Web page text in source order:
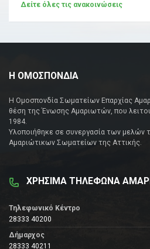
Δείτε όλες τις ανακοινώσεις
Η ΟΜΟΣΠΟΝΔΙΑ
Η Ομοσπονδία Σωματείων Επαρχίας
θέση της Ένωσης Αμαριωτών, που
1984.
Υλοποιήθηκε σε συνεργασία των μελών
Αμαριώτικων Σωματείων της Αττικής.
ΧΡΗΣΙΜΑ ΤΗΛΕΦΩΝΑ
Τηλεφωνικό Κέντρο
28333 40200
Δήμαρχος
28333 40211